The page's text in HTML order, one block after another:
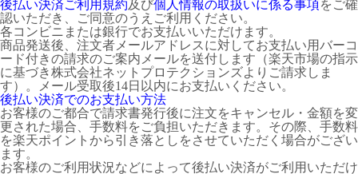
後払い決済ご利用規約及び個人情報の取扱いに係る事項をご確
認いただき、ご同意のうえご利用ください。
各コンビニまたは銀行でお支払いいただけます。
商品発送後、注文者メールアドレスに対してお支払い用バーコ
ード付きの請求のご案内メールを送付します（楽天市場の指示
に基づき株式会社ネットプロテクションズよりご請求しま
す）。メール受取後14日以内にお支払いください。
後払い決済でのお支払い方法
お客様のご都合で請求書発行後に注文をキャンセル・金額を変
更された場合、手数料をご負担いただきます。その際、手数料
を楽天ポイントから引き落としをさせていただく場合がござい
ます。
お客様のご利用状況などによって後払い決済がご利用いただけ